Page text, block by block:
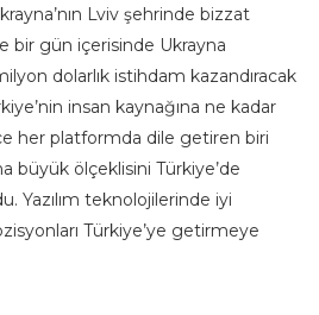
Lviv şehrinde bizzat
bir gün içerisinde Ukrayna
dolarlık istihdam kazandıracak
insan kaynağına ne kadar
her platformda dile getiren biri
büyük ölçeklisini Türkiye’de
Yazılım teknolojilerinde iyi
Türkiye’ye getirmeye